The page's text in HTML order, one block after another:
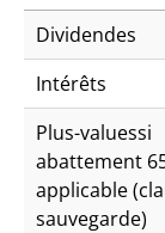
Dividendes
Intérêts
Plus-valuessi
abattement
applicable
sauvegarde)